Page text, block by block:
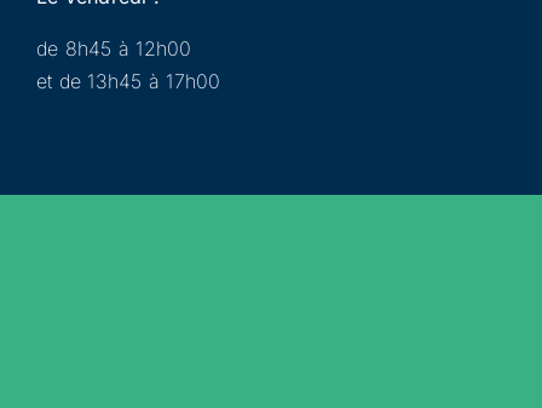
de 8h45 à 12h00
et de 13h45 à 17h00